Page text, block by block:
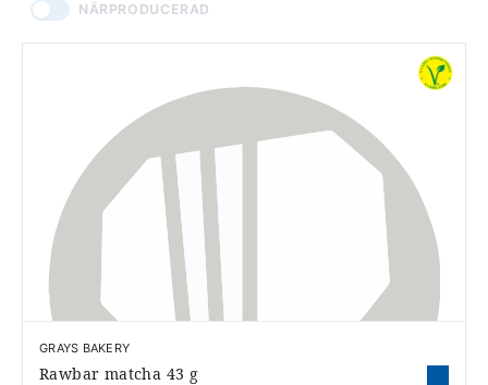
NÄRPRODUCERAD
GRAYS BAKERY
Rawbar matcha 43 g